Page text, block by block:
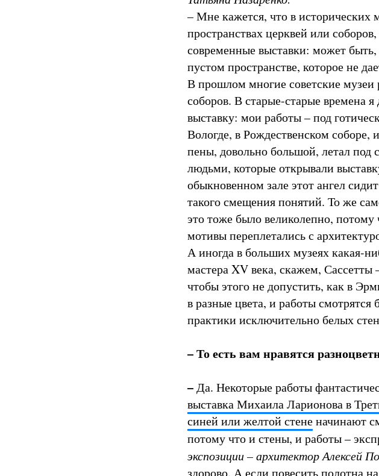
– Мне кажется, что в исторических
пространствах церквей или
современные выставки: может
пустом пространстве, которое не
В прошлом многие советские музеи
соборов. В старые-старые времена
выставку: мои работы – под
Вологде, в Рождественском соборе,
пены, довольно большой, летал под
людьми, которые открывали
обыкновенном зале этот ангел
такого смещения понятий. То же
это тоже было великолепно,
мотивы переплетались с
А иногда в больших музеях какая-
мастера XV века, скажем,
чтобы этого не допустить, как в
в разные цвета, и работы смотрятся
практики исключительно белых
– То есть вам нравятся
–Да. Некоторые работы
выставка Михаила Ларионова в
синей или желтой стененачинают
потому что и стены, и работы –
экспозиции – архитектор Алексей
здорово. А если повесить полотна